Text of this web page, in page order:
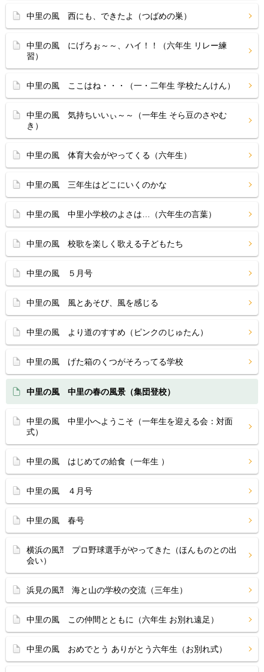
中里の風 西にも、できたよ（つばめの巣）
中里の風 にげろぉ～～、ハイ！！（六年生 リレー練
習）
中里の風 ここはね・・・（一・二年生 学校たんけん）
中里の風 気持ちいいぃ～～（一年生 そら豆のさやむ
き）
中里の風 体育大会がやってくる（六年生）
中里の風 三年生はどこにいくのかな
中里の風 中里小学校のよさは…（六年生の言葉）
中里の風 校歌を楽しく歌える子どもたち
中里の風 ５月号
中里の風 風とあそび、風を感じる
中里の風 より道のすすめ（ピンクのじゅたん）
中里の風 げた箱のくつがそろってる学校
中里の風 中里の春の風景（集団登校）
中里の風 中里小へようこそ（一年生を迎える会：対面
式）
中里の風 はじめての給食（一年生 ）
中里の風 ４月号
中里の風 春号
横浜の風⁈ プロ野球選手がやってきた（ほんものとの出
会い）
浜見の風⁈ 海と山の学校の交流（三年生）
中里の風 この仲間とともに（六年生 お別れ遠足）
中里の風 おめでとう ありがとう六年生（お別れ式）